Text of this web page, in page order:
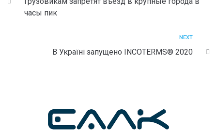
часы пик
NEXT
В Україні запущено INCOTERMS® 2020